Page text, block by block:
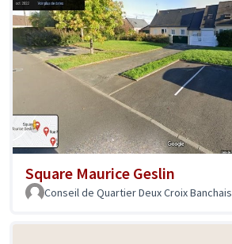
Square Maurice Geslin
Conseil de Quartier Deux Croix Banchais